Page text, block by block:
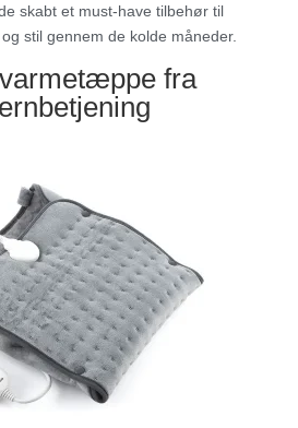
skabt et must-have tilbehør til
stil gennem de kolde måneder.
fra